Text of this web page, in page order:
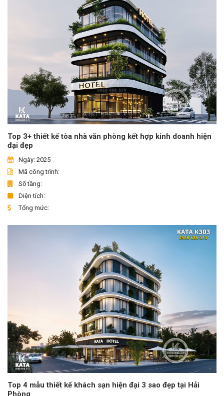
Top 3+ thiết kế tòa nhà văn phòng kết hợp kinh doanh hiện
đại đẹp
Ngày: 2025
Mã công trình:
Số tầng:
Diện tích:
Tổng mức:
Top 4 mẫu thiết kế khách sạn hiện đại 3 sao đẹp tại Hải